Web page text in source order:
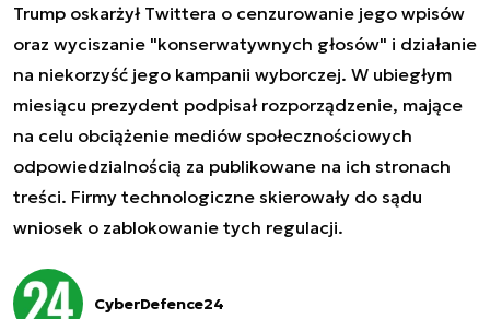
Trump oskarżył Twittera o cenzurowanie jego wpisów
oraz wyciszanie "konserwatywnych głosów" i działanie
na niekorzyść jego kampanii wyborczej. W ubiegłym
miesiącu prezydent podpisał rozporządzenie, mające
na celu obciążenie mediów społecznościowych
odpowiedzialnością za publikowane na ich stronach
treści. Firmy technologiczne skierowały do sądu
wniosek o zablokowanie tych regulacji.
CyberDefence24